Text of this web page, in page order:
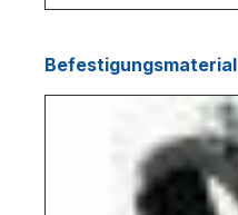
Befestigungsmaterial